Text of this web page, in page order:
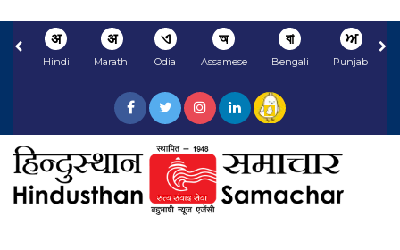
अ
Hindi
अ
Marathi
ଏ
Odia
অ
Assamese
বা
Bengali
ਅ
Punjabi